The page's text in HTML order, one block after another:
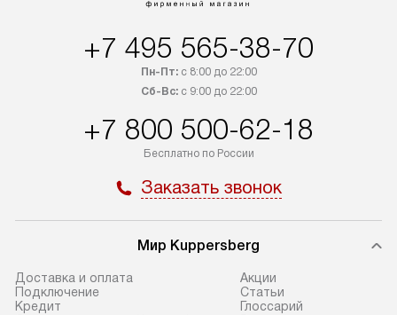
+7 495 565-38-70
Пн-Пт:с 8:00 до 22:00
Сб-Вс:с 9:00 до 22:00
+7 800 500-62-18
Бесплатно по России
Заказать звонок
Мир Kuppersberg
Доставка и оплата
Подключение
Кредит
Акции
Cтатьи
Глоссарий